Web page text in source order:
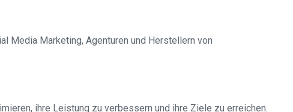
Media Marketing, Agenturen und Herstellern von
ihre Leistung zu verbessern und ihre Ziele zu erreichen.